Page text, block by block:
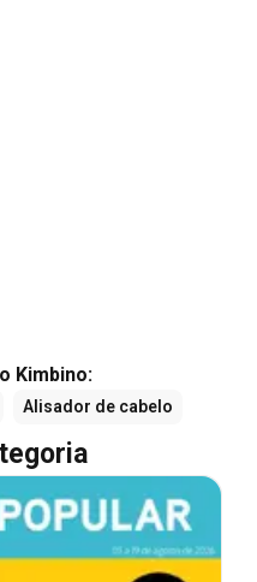
Kimbino:
Alisador de cabelo